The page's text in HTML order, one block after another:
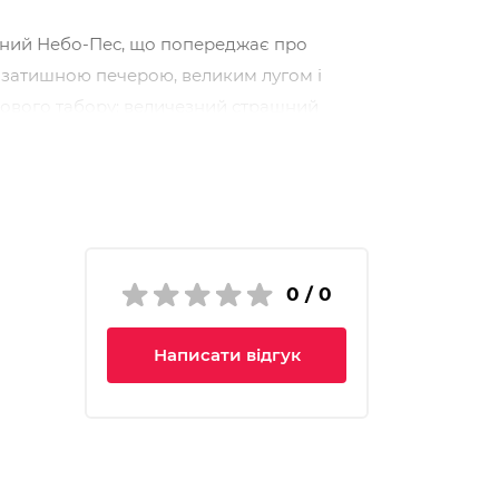
Небо-Пес, що попереджає про
затишною печерою, великим лугом і
табору: величезний страшний
природі.
0 / 0
Написати відгук